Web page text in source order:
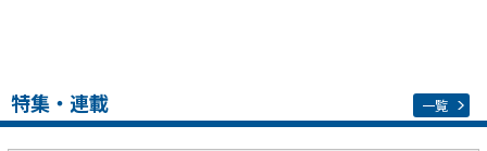
特集・連載 一覧